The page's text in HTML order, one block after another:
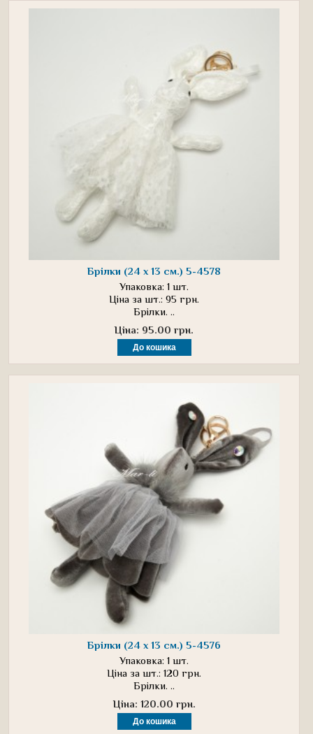
Брілки (24 х 13 см.) 5-4578
Упаковка: 1 шт.
Ціна за шт.: 95 грн.
Брілки. ..
Ціна: 95.00 грн.
Брілки (24 х 13 см.) 5-4576
Упаковка: 1 шт.
Ціна за шт.: 120 грн.
Брілки. ..
Ціна: 120.00 грн.